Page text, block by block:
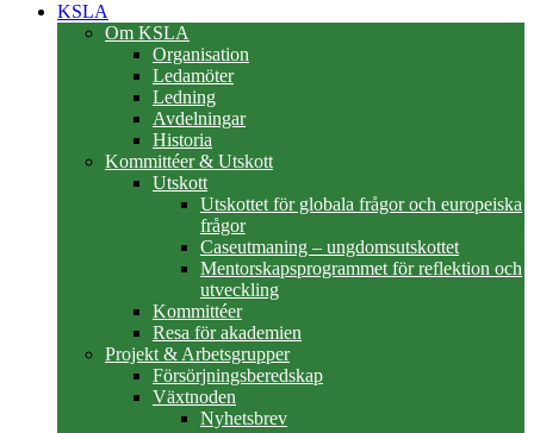
KSLA
Om KSLA
Organisation
Ledamöter
Ledning
Avdelningar
Historia
Kommittéer & Utskott
Utskott
Utskottet för globala frågor och europeiska
frågor
Caseutmaning – ungdomsutskottet
Mentorskapsprogrammet för reflektion och
utveckling
Kommittéer
Resa för akademien
Projekt & Arbetsgrupper
Försörjningsberedskap
Växtnoden
Nyhetsbrev